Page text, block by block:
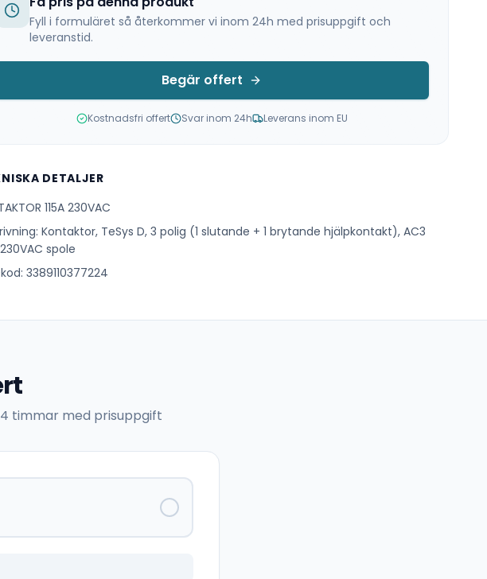
Fyll i formuläret så återkommer vi inom 24h med prisuppgift och
leveranstid.
Begär offert
Kostnadsfri offert Svar inom 24h Leverans inom EU
DETALJER
115A 230VAC
Kontaktor, TeSys D, 3 polig (1 slutande + 1 brytande hjälpkontakt), AC3
230VAC spole
3389110377224
timmar med prisuppgift